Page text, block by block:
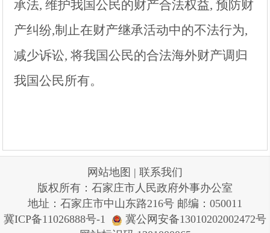
承法, 维护我国公民的财产合法权益, 预防财
产纠纷,制止在财产继承活动中的不法行为,
减少诉讼, 将我国公民的合法海外财产调归
我国公民所有。
网站地图 | 联系我们
版权所有：石家庄市人民政府外事办公室
地址：石家庄市中山东路216号 邮编：050011
冀ICP备11026888号-1
冀公网安备13010202002472号